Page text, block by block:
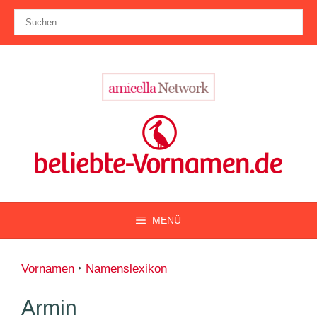
Zum
Inhalt
springen
nach:
MENÜ
Vornamen ‣ Namenslexikon
Armin